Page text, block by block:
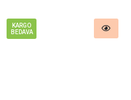
KARGO
BEDAVA